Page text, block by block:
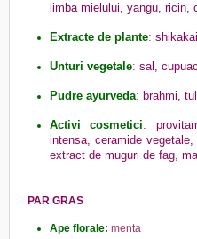
limba mielului, yangu, ricin,
Extracte de plante:
Unturi vegetale: sal,
Pudre ayurveda: brahmi,
Activi cosmetici:
intensa, ceramide
extract de muguri de fag,
PAR GRAS
Ape florale: menta